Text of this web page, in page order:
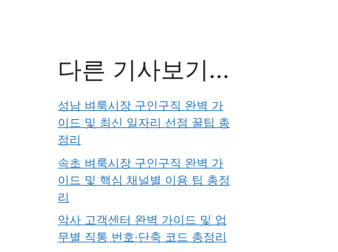
다른 기사보기...
성남 벼룩시장 구인구직 완벽 가
이드 및 최신 일자리 선점 꿀팁 총
정리
속초 벼룩시장 구인구직 완벽 가
이드 및 핵심 채널별 이용 팁 총정
리
악사 고객센터 완벽 가이드 및 업
무별 직통 번호·단축 코드 총정리